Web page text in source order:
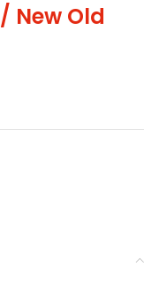
/ New Old